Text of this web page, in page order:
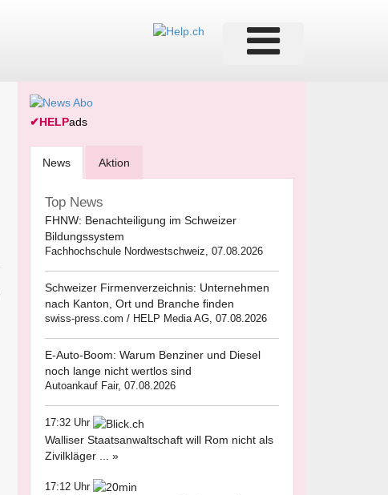
✔HELPads
News Aktion
Top News
FHNW: Benachteiligung im Schweizer
Bildungssystem
Fachhochschule Nordwestschweiz, 07.08.2026
Schweizer Firmenverzeichnis: Unternehmen
nach Kanton, Ort und Branche finden
swiss-press.com / HELP Media AG, 07.08.2026
E-Auto-Boom: Warum Benziner und Diesel
noch lange nicht wertlos sind
Autoankauf Fair, 07.08.2026
17:32 Uhr
Walliser Staatsanwaltschaft will Rom nicht als
Zivilkläger ... »
17:12 Uhr